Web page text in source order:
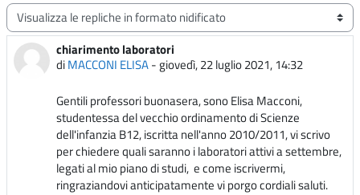
Modalità visualizzazione
chiarimento laboratori
diMACCONI ELISA- giovedì, 22 luglio 2021, 14:32
Numero di risposte: 0
Gentili professori buonasera, sono Elisa Macconi,
studentessa del vecchio ordinamento di Scienze
dell'infanzia B12, iscritta nell'anno 2010/2011, vi scrivo
per chiedere quali saranno i laboratori attivi a settembre,
legati al mio piano di studi, e come iscrivermi,
ringraziandovi anticipatamente vi porgo cordiali saluti.